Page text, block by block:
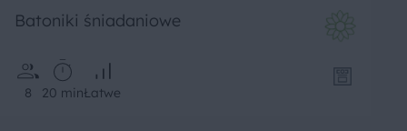
Batoniki śniadaniowe
8 20 minŁatwe